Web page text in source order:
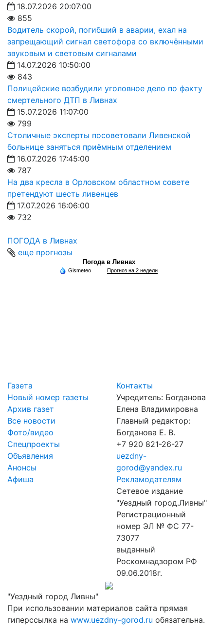
18.07.2026 20:07:00
855
Водитель скорой, погибший в аварии, ехал на
запрещающий сигнал светофора со включёнными
звуковым и световым сигналами
14.07.2026 10:50:00
843
Полицейские возбудили уголовное дело по факту
смертельного ДТП в Ливнах
15.07.2026 11:07:00
799
Столичные эксперты посоветовали Ливенской
больнице заняться приёмным отделением
16.07.2026 17:45:00
787
На два кресла в Орловском областном совете
претендуют шесть ливенцев
17.07.2026 16:06:00
732
ПОГОДА в Ливнах
еще прогнозы
Погода в Ливнах
Gismeteo Прогноз на 2 недели
Газета
Новый номер газеты
Архив газет
Все новости
Фото/видео
Спецпроекты
Объявления
Анонсы
Афиша
Контакты
Учредитель: Богданова
Елена Владимировна
Главный редактор:
Богданова Е. В.
+7 920 821-26-27
uezdny-
gorod@yandex.ru
Рекламодателям
Сетевое издание
"Уездный город.Ливны"
Регистрационный
номер ЭЛ № ФС 77-
73077
выданный
Роскомнадзором РФ
09.06.2018г.
"Уездный город Ливны"
При использовании материалов сайта прямая
гиперссылка на www.uezdny-gorod.ru обязательна.